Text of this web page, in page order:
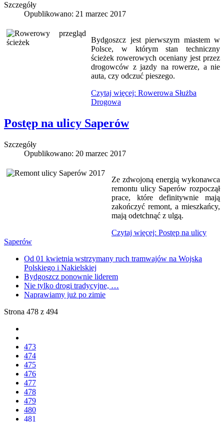
Szczegóły
Opublikowano: 21 marzec 2017
Bydgoszcz jest pierwszym miastem w
Polsce, w którym stan techniczny
ścieżek rowerowych oceniany jest przez
drogowców z jazdy na rowerze, a nie
auta, czy odczuć pieszego.
Czytaj więcej: Rowerowa Służba
Drogowa
Postęp na ulicy Saperów
Szczegóły
Opublikowano: 20 marzec 2017
Ze zdwojoną energią wykonawca
remontu ulicy Saperów rozpoczął
prace, które definitywnie mają
zakończyć remont, a mieszkańcy,
mają odetchnąć z ulgą.
Czytaj więcej: Postęp na ulicy
Saperów
Od 01 kwietnia wstrzymany ruch tramwajów na Wojska
Polskiego i Nakielskiej
Bydgoszcz ponownie liderem
Nie tylko drogi tradycyjne, …
Naprawiamy już po zimie
Strona 478 z 494
473
474
475
476
477
478
479
480
481